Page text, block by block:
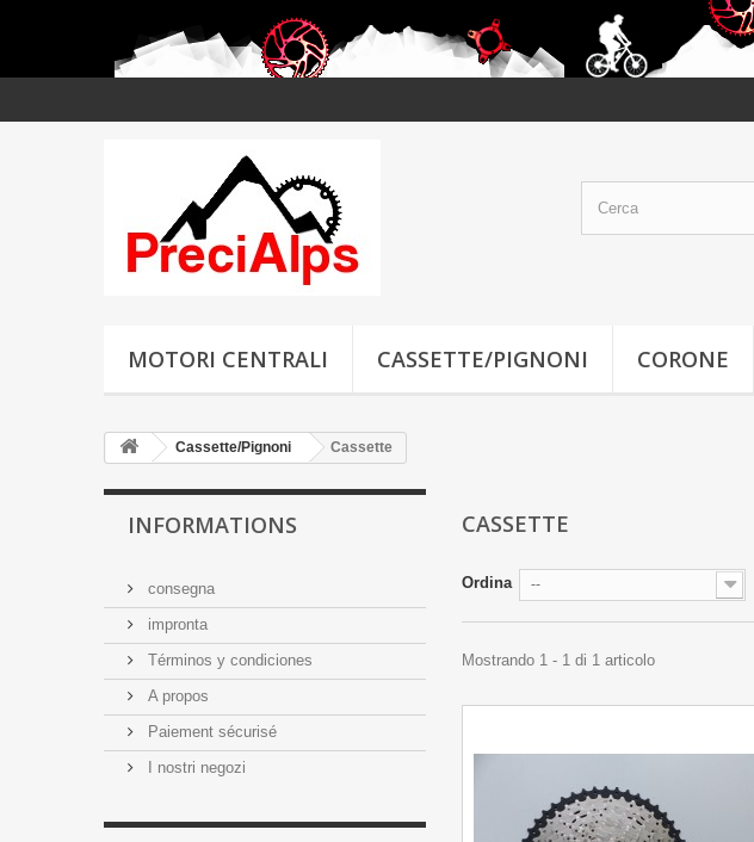
MOTORI CENTRALI CASSETTE/PIGNONI CORONE
Cassette/Pignoni Cassette
INFORMATIONS
consegna
impronta
Términos y condiciones
A propos
Paiement sécurisé
I nostri negozi
CASSETTE
Ordina --
Mostrando 1 - 1 di 1 articolo